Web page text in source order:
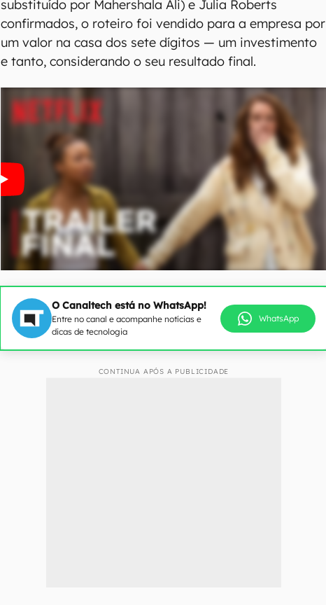
substituído por Mahershala Ali) e Julia Roberts
confirmados, o roteiro foi vendido para a empresa por
um valor na casa dos sete dígitos — um investimento
e tanto, considerando o seu resultado final.
O Canaltech está no WhatsApp!
Entre no canal e acompanhe notícias e
dicas de tecnologia
WhatsApp
CONTINUA APÓS A PUBLICIDADE